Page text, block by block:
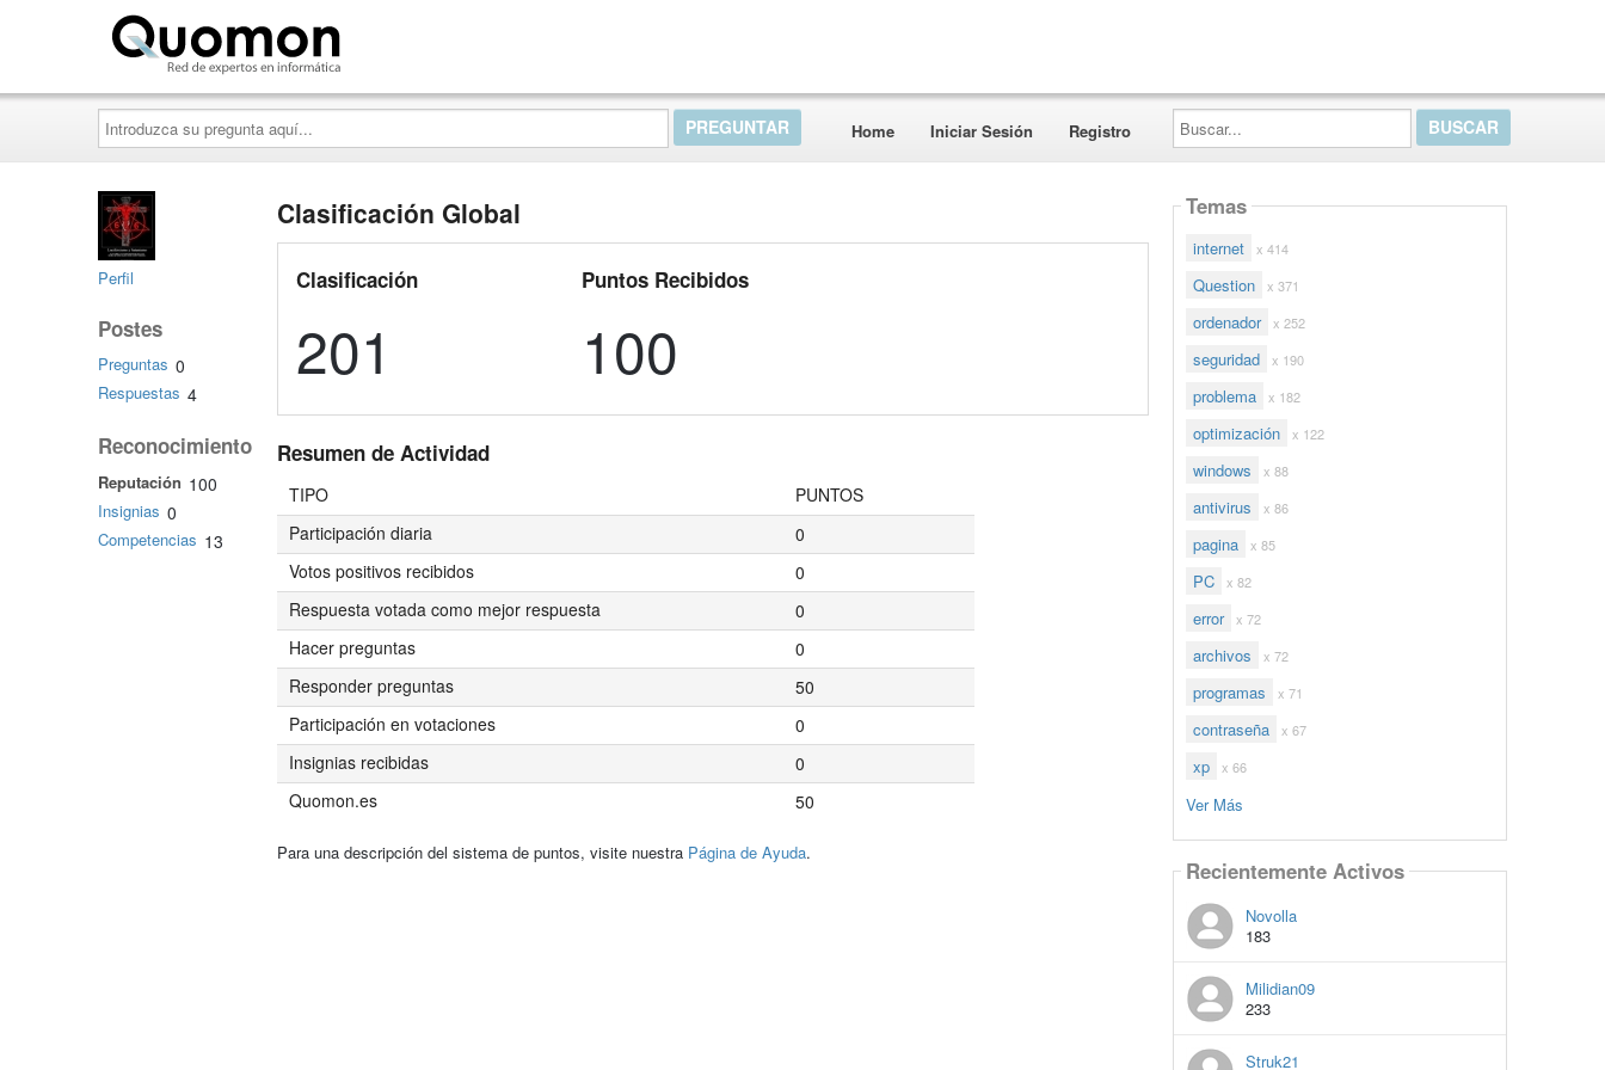
Introduzca
su
pregunta
aquí...
Home Iniciar Sesión Registro
Buscar...
Perfil
Postes
Preguntas 0
Respuestas 4
Reconocimiento
Reputación 100
Insignias 0
Competencias 13
Clasificación Global
Clasificación
201
Puntos Recibidos
100
Resumen de Actividad
TIPO
PUNTOS
Participación diaria
0
Votos positivos recibidos
0
Respuesta votada como mejor respuesta
0
Hacer preguntas
0
Responder preguntas
50
Participación en votaciones
0
Insignias recibidas
0
Quomon.es
50
Para una descripción del sistema de puntos, visite nuestra Página de Ayuda.
Temas
internet x 414
Question x 371
ordenador x 252
seguridad x 190
problema x 182
optimización x 122
windows x 88
antivirus x 86
pagina x 85
PC x 82
error x 72
archivos x 72
programas x 71
contraseña x 67
xp x 66
Ver Más
Recientemente Activos
Novolla
183
Milidian09
233
Struk21